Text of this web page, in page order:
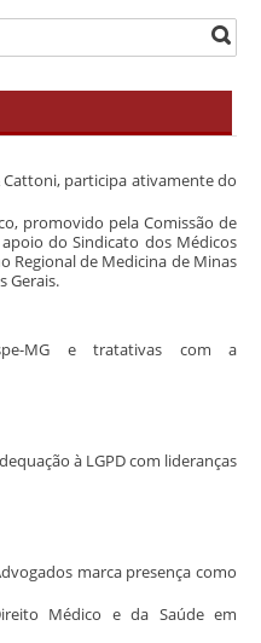
Cattoni, participa ativamente do
promovido pela Comissão de
do Sindicato dos Médicos
Regional de Medicina de Minas
Gerais.
MG e tratativas com a
à LGPD com lideranças
marca presença como
Médico e da Saúde em